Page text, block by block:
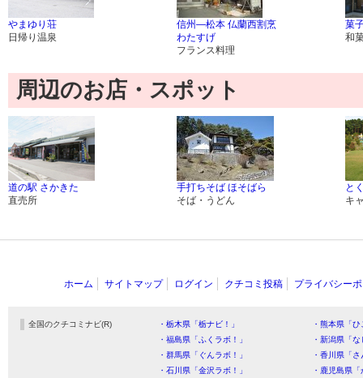
やまゆり荘
日帰り温泉
信州―松本 仏蘭西割烹
わたすげ
フランス料理
菓
和
周辺のお店・スポット
道の駅 さかきた
直売所
手打ちそば ほそばら
そば・うどん
と
キ
ホーム サイトマップ ログイン クチコミ投稿 プライバシー
全国のクチコミナビ(R) ・栃木県「栃ナビ！」
・熊本県「
・福島県「ふくラボ！」
・新潟県「
・群馬県「ぐんラボ！」
・香川県「
・石川県「金沢ラボ！」
・鹿児島県